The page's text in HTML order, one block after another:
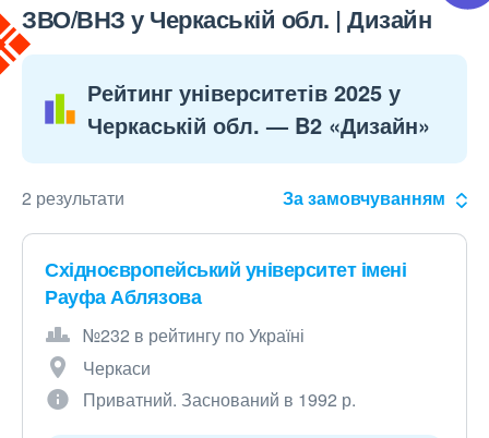
ЗВО/ВНЗ у Черкаській обл. | Дизайн
Рейтинг університетів 2025 у
Черкаській обл. — B2 «Дизайн»
2 результати За замовчуванням
Східноєвропейський університет імені
Рауфа Аблязова
№232 в рейтингу по Україні
Черкаси
Приватний. Заснований в 1992 р.